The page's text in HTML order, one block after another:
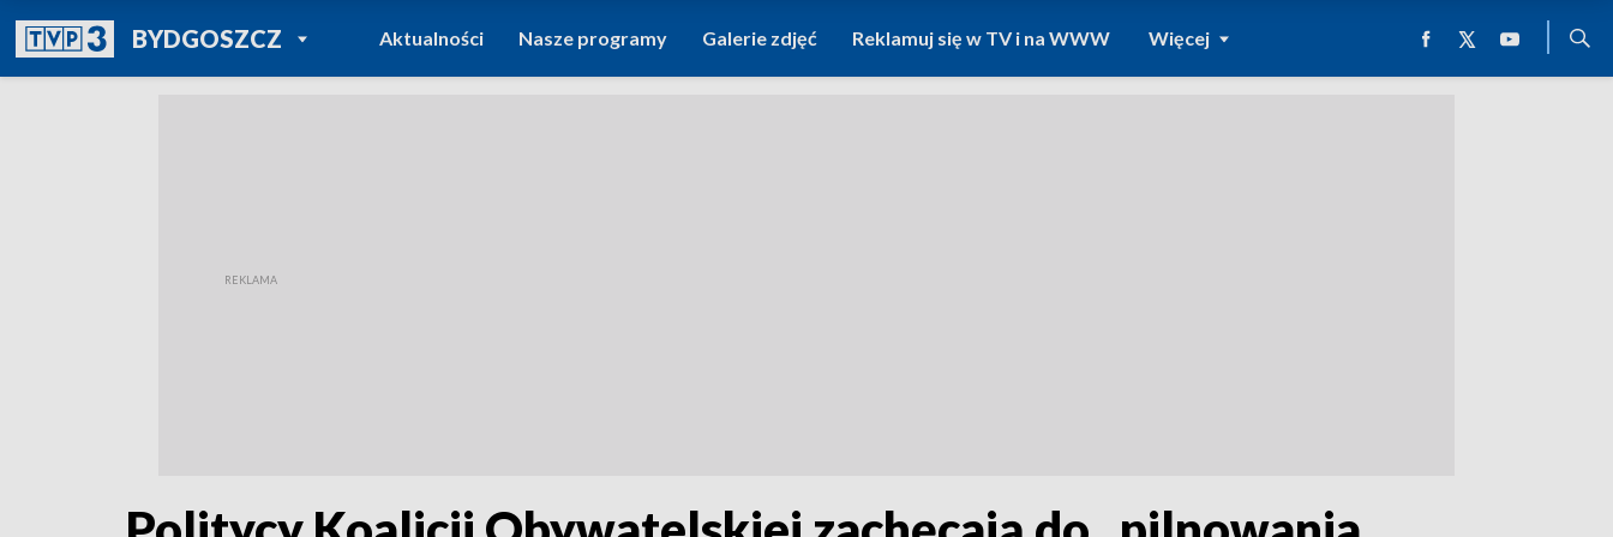
BYDGOSZCZPOWRÓT DO
TVP REGIONY
Aktualności Nasze programy Galerie zdjęć Reklamuj się w TV i na WWW Więcej